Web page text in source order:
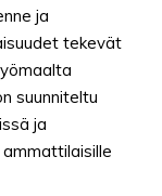
ja
tekevät
suunniteltu
ja